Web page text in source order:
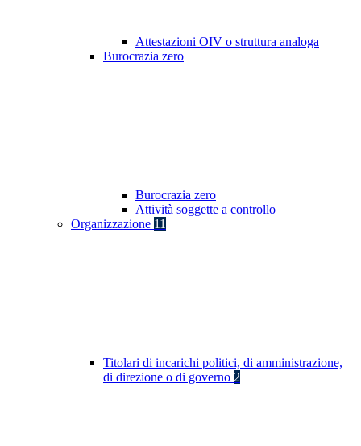
Attestazioni OIV o struttura analoga
Burocrazia zero
Burocrazia zero
Attività soggette a controllo
Organizzazione 11
Titolari di incarichi politici, di amministrazione,
di direzione o di governo 2